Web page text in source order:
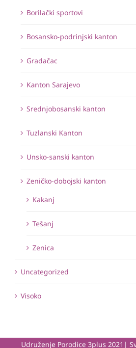
Borilački sportovi
Bosansko-podrinjski kanton
Gradačac
Kanton Sarajevo
Srednjobosanski kanton
Tuzlanski Kanton
Unsko-sanski kanton
Zeničko-dobojski kanton
Kakanj
Tešanj
Zenica
Uncategorized
Visoko
Udruženje Porodice 3plus 2021|